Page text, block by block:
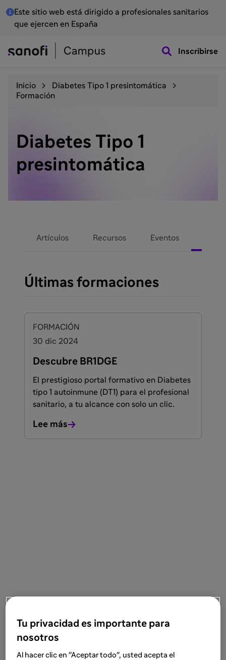
Este sitio web está dirigido a profesionales sanitarios
que ejercen en España
Inscribirse
Inicio
Diabetes Tipo 1 presintomática
Formación
Diabetes Tipo 1
presintomática
Artículos Recursos Eventos
Últimas formaciones
FORMACIÓN
30 dic 2024
Descubre BR1DGE
El prestigioso portal formativo en Diabetes
tipo 1 autoinmune (DT1) para el profesional
sanitario, a tu alcance con solo un clic.
Lee más
Tu privacidad es importante para
nosotros
Al hacer clic en "Aceptar todo", usted acepta el